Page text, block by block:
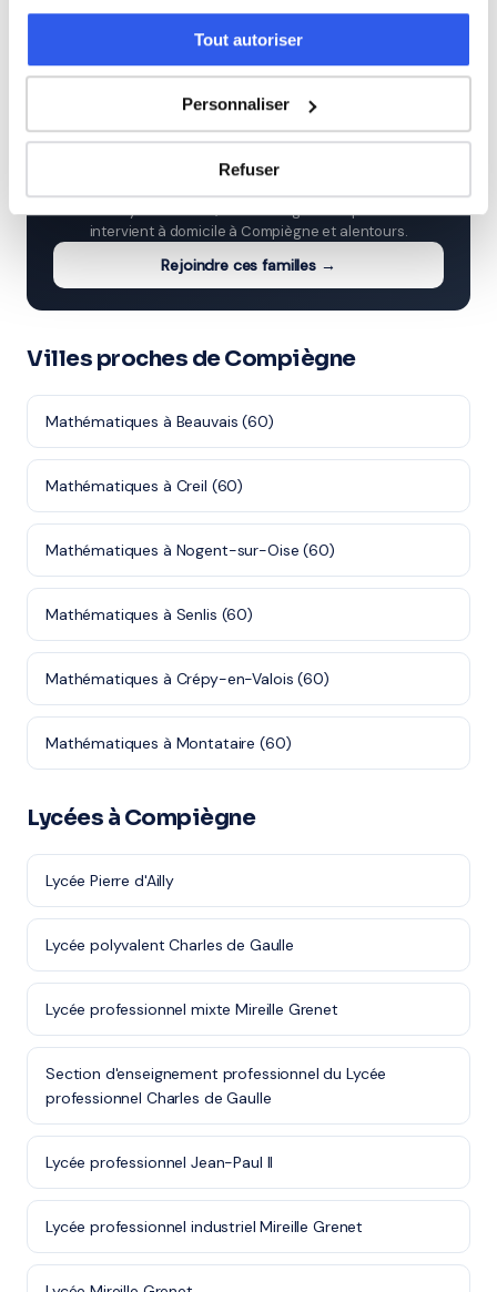
Tout autoriser
Personnaliser
Refuser
Adultes (Supérieur & Adultes)
⭐
Note moyenne de 4.8/5. Notre organisme partenaire
intervient à domicile à Compiègne et alentours.
Rejoindre ces familles →
Villes proches de Compiègne
Mathématiques à Beauvais (60)
Mathématiques à Creil (60)
Mathématiques à Nogent-sur-Oise (60)
Mathématiques à Senlis (60)
Mathématiques à Crépy-en-Valois (60)
Mathématiques à Montataire (60)
Lycées à Compiègne
Lycée Pierre d'Ailly
Lycée polyvalent Charles de Gaulle
Lycée professionnel mixte Mireille Grenet
Section d'enseignement professionnel du Lycée
professionnel Charles de Gaulle
Lycée professionnel Jean-Paul II
Lycée professionnel industriel Mireille Grenet